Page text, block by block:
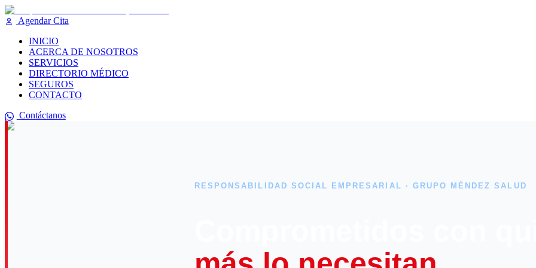
Agendar Cita
INICIO
ACERCA DE NOSOTROS
SERVICIOS
DIRECTORIO MÉDICO
SEGUROS
CONTACTO
Contáctanos
RESPONSABILIDAD SOCIAL EMPRESARIAL · GRUPO MÉNDEZ SALUD